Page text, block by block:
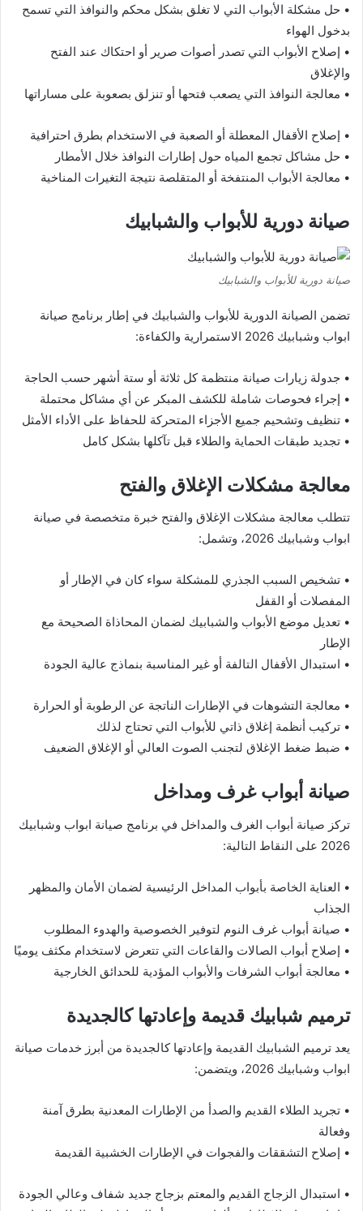
• حل مشكلة الأبواب التي لا تغلق بشكل محكم والنوافذ التي تسمح
بدخول الهواء
• إصلاح الأبواب التي تصدر أصوات صرير أو احتكاك عند الفتح
والإغلاق
• معالجة النوافذ التي يصعب فتحها أو تنزلق بصعوبة على مساراتها
• إصلاح الأقفال المعطلة أو الصعبة في الاستخدام بطرق احترافية
• حل مشاكل تجمع المياه حول إطارات النوافذ خلال الأمطار
• معالجة الأبواب المنتفخة أو المتقلصة نتيجة التغيرات المناخية
صيانة دورية للأبواب والشبابيك
صيانة دورية للأبواب والشبابيك
تضمن الصيانة الدورية للأبواب والشبابيك في إطار برنامج صيانة
ابواب وشبابيك 2026 الاستمرارية والكفاءة:
• جدولة زيارات صيانة منتظمة كل ثلاثة أو ستة أشهر حسب الحاجة
• إجراء فحوصات شاملة للكشف المبكر عن أي مشاكل محتملة
• تنظيف وتشحيم جميع الأجزاء المتحركة للحفاظ على الأداء الأمثل
• تجديد طبقات الحماية والطلاء قبل تآكلها بشكل كامل
معالجة مشكلات الإغلاق والفتح
تتطلب معالجة مشكلات الإغلاق والفتح خبرة متخصصة في صيانة
ابواب وشبابيك 2026، وتشمل:
• تشخيص السبب الجذري للمشكلة سواء كان في الإطار أو
المفصلات أو القفل
• تعديل موضع الأبواب والشبابيك لضمان المحاذاة الصحيحة مع
الإطار
• استبدال الأقفال التالفة أو غير المناسبة بنماذج عالية الجودة
• معالجة التشوهات في الإطارات الناتجة عن الرطوبة أو الحرارة
• تركيب أنظمة إغلاق ذاتي للأبواب التي تحتاج لذلك
• ضبط ضغط الإغلاق لتجنب الصوت العالي أو الإغلاق الضعيف
صيانة أبواب غرف ومداخل
تركز صيانة أبواب الغرف والمداخل في برنامج صيانة ابواب وشبابيك
2026 على النقاط التالية:
• العناية الخاصة بأبواب المداخل الرئيسية لضمان الأمان والمظهر
الجذاب
• صيانة أبواب غرف النوم لتوفير الخصوصية والهدوء المطلوب
• إصلاح أبواب الصالات والقاعات التي تتعرض لاستخدام مكثف يوميًا
• معالجة أبواب الشرفات والأبواب المؤدية للحدائق الخارجية
ترميم شبابيك قديمة وإعادتها كالجديدة
يعد ترميم الشبابيك القديمة وإعادتها كالجديدة من أبرز خدمات صيانة
ابواب وشبابيك 2026، ويتضمن:
• تجريد الطلاء القديم والصدأ من الإطارات المعدنية بطرق آمنة
وفعالة
• إصلاح التشققات والفجوات في الإطارات الخشبية القديمة
• استبدال الزجاج القديم والمعتم بزجاج جديد شفاف وعالي الجودة